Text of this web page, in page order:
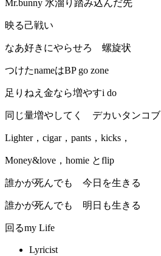
Mr.bunny 水溜り踏み込んだ先
映る己戦い
なあ好きにやらせろ 螺旋状
つけたnameはBP go zone
足りねえ金なら増やすi do
同じ量増やしてく デカいタンコブ
Lighter，cigar，pants，kicks，
Money&love，homie とflip
誰かが死んでも 今日を生きる
誰かが死んでも 明日も生きる
回るmy Life
Lyricist